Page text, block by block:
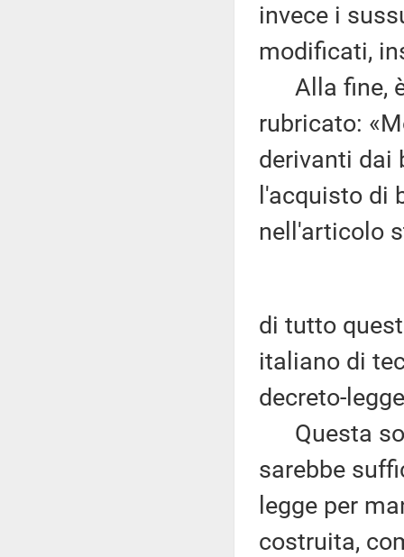
invece i
modificati,
Alla fine, è
rubricato:
derivanti dai
l'acquisto di
nell'articolo
di tutto
italiano di
decreto-
Questa
sarebbe
legge per
costruita,